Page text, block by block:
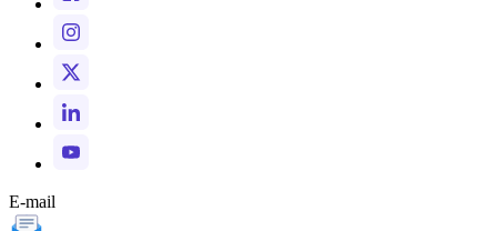
E-mail